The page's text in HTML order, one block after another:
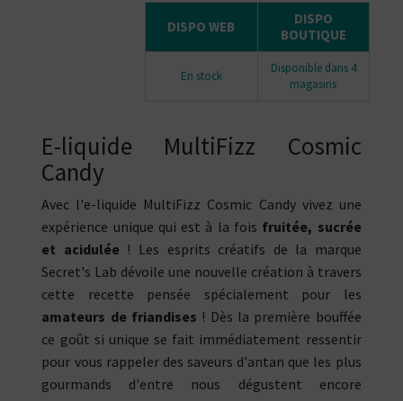
DISPO WEB
DISPO
BOUTIQUE
En stock
Disponible dans 4
magasins
E-liquide MultiFizz Cosmic
Candy
Avec l'e-liquide MultiFizz Cosmic Candy vivez une
expérience unique qui est à la fois fruitée, sucrée
et acidulée! Les esprits créatifs de la marque
Secret's Lab dévoile une nouvelle création à travers
cette recette pensée spécialement pour les
amateurs de friandises ! Dès la première bouffée
ce goût si unique se fait immédiatement ressentir
pour vous rappeler des saveurs d'antan que les plus
gourmands d'entre nous dégustent encore